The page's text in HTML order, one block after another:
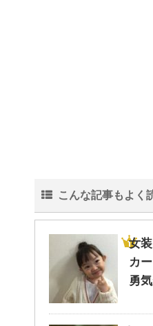
こんな記事もよく
女
カ
勇